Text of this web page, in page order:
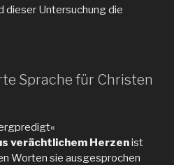
dieser Untersuchung die
Sprache für Christen
verächtlichem Herzenist
Worten sie ausgesprochen